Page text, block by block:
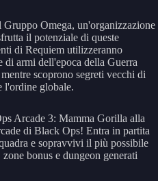
Omega, un'organizzazione
il potenziale di queste
di Requiem utilizzeranno
di armi dell'epoca della Guerra
scoprono segreti vecchi di
l'ordine globale.
Arcade 3: Mamma Gorilla alla
di Black Ops! Entra in partita
e sopravvivi il più possibile
bonus e dungeon generati